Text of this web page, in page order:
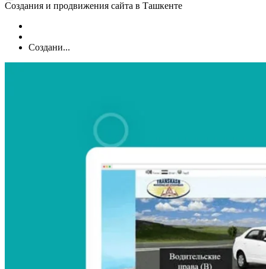
Создания и продвижения сайта в Ташкенте
Создани...